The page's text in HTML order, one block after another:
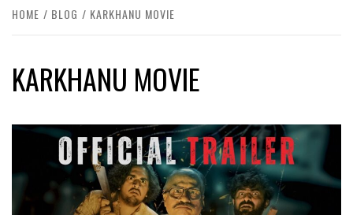
HOME BLOG KARKHANU MOVIE
KARKHANU MOVIE